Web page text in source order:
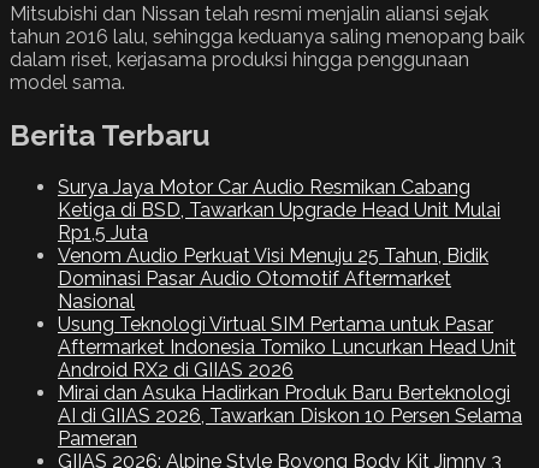
Mitsubishi dan Nissan telah resmi menjalin aliansi sejak
tahun 2016 lalu, sehingga keduanya saling menopang baik
dalam riset, kerjasama produksi hingga penggunaan
model sama.
Berita Terbaru
Surya Jaya Motor Car Audio Resmikan Cabang
Ketiga di BSD, Tawarkan Upgrade Head Unit Mulai
Rp1,5 Juta
Venom Audio Perkuat Visi Menuju 25 Tahun, Bidik
Dominasi Pasar Audio Otomotif Aftermarket
Nasional
Usung Teknologi Virtual SIM Pertama untuk Pasar
Aftermarket Indonesia Tomiko Luncurkan Head Unit
Android RX2 di GIIAS 2026
Mirai dan Asuka Hadirkan Produk Baru Berteknologi
AI di GIIAS 2026, Tawarkan Diskon 10 Persen Selama
Pameran
GIIAS 2026: Alpine Style Boyong Body Kit Jimny 3